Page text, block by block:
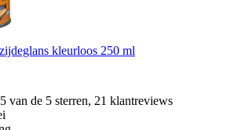
kleurloos 250 ml
van de 5 sterren, 21 klantreviews